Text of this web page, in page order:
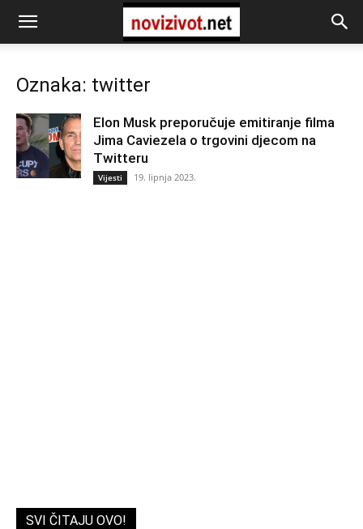
Oznaka: twitter
Elon Musk preporučuje emitiranje filma
Jima Caviezela o trgovini djecom na
Twitteru
Vijesti 19. lipnja 2023.
SVI ČITAJU OVO!